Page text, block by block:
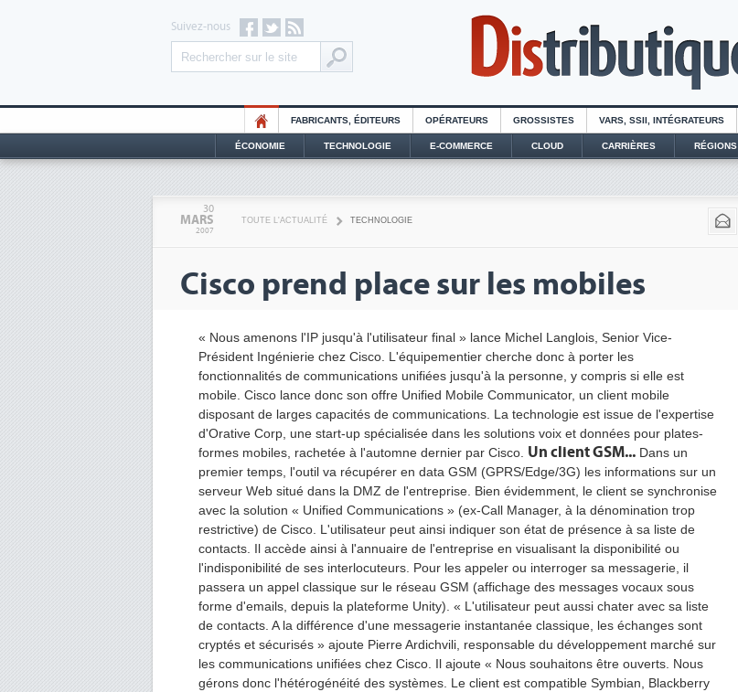
Suivez-nous
FABRICANTS, ÉDITEURS OPÉRATEURS GROSSISTES VARS, SSII, INTÉGRATEURS
ÉCONOMIE TECHNOLOGIE E-COMMERCE CLOUD CARRIÈRES RÉGIONS
30
MARS
2007
TOUTE L'ACTUALITÉ TECHNOLOGIE
Cisco prend place sur les mobiles
« Nous amenons l'IP jusqu'à l'utilisateur final » lance Michel Langlois, Senior Vice-
Président Ingénierie chez Cisco. L'équipementier cherche donc à porter les
fonctionnalités de communications unifiées jusqu'à la personne, y compris si elle est
mobile. Cisco lance donc son offre Unified Mobile Communicator, un client mobile
disposant de larges capacités de communications. La technologie est issue de l'expertise
d'Orative Corp, une start-up spécialisée dans les solutions voix et données pour plates-
formes mobiles, rachetée à l'automne dernier par Cisco. Un client GSM... Dans un
premier temps, l'outil va récupérer en data GSM (GPRS/Edge/3G) les informations sur un
serveur Web situé dans la DMZ de l'entreprise. Bien évidemment, le client se synchronise
avec la solution « Unified Communications » (ex-Call Manager, à la dénomination trop
restrictive) de Cisco. L'utilisateur peut ainsi indiquer son état de présence à sa liste de
contacts. Il accède ainsi à l'annuaire de l'entreprise en visualisant la disponibilité ou
l'indisponibilité de ses interlocuteurs. Pour les appeler ou interroger sa messagerie, il
passera un appel classique sur le réseau GSM (affichage des messages vocaux sous
forme d'emails, depuis la plateforme Unity). « L'utilisateur peut aussi chater avec sa liste
de contacts. A la différence d'une messagerie instantanée classique, les échanges sont
cryptés et sécurisés » ajoute Pierre Ardichvili, responsable du développement marché sur
les communications unifiées chez Cisco. Il ajoute « Nous souhaitons être ouverts. Nous
gérons donc l'hétérogénéité des systèmes. Le client est compatible Symbian, Blackberry